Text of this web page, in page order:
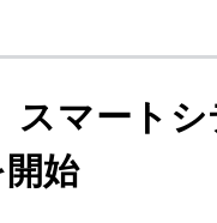
マートシ
始